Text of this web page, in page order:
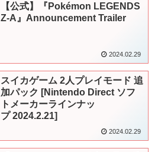
【公式】『Pokémon LEGENDS
Z-A』Announcement Trailer
2024.02.29
スイカゲーム 2人プレイモード 追
加パック [Nintendo Direct ソフ
トメーカーラインナッ
プ 2024.2.21]
2024.02.29